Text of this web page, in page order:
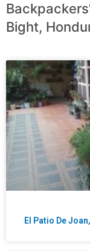
Bight,
El Patio De